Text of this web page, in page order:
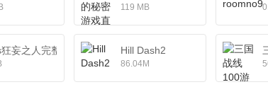
119 MB
妄之人完整版 Hill Dash2
86.04M